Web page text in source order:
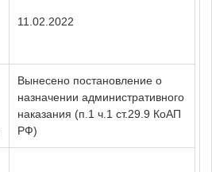
11.02.2022
Вынесено постановление о
назначении административного
наказания (п.1 ч.1 ст.29.9 КоАП
РФ)